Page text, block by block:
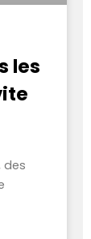
les
des